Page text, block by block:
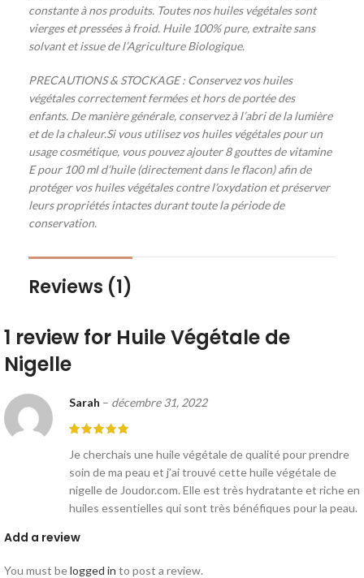
constante à nos produits. Toutes nos huiles végétales sont
vierges et pressées à froid. Huile 100% pure, extraite sans
solvant et issue de l’Agriculture Biologique.
PRECAUTIONS & STOCKAGE: Conservez vos huiles
végétales correctement fermées et hors de portée des
enfants. De manière générale, conservez à l’abri de la lumière
et de la chaleur.Si vous utilisez vos huiles végétales pour un
usage cosmétique, vous pouvez ajouter 8 gouttes de vitamine
E pour 100 ml d’huile (directement dans le flacon) afin de
protéger vos huiles végétales contre l’oxydation et préserver
leurs propriétés intactes durant toute la période de
conservation.
Reviews (1)
1 review for Huile Végétale de
Nigelle
Sarah – décembre 31, 2022
Je cherchais une huile végétale de qualité pour prendre
soin de ma peau et j’ai trouvé cette huile végétale de
nigelle de Joudor.com. Elle est très hydratante et riche en
huiles essentielles qui sont très bénéfiques pour la peau.
Add a review
You must belogged in to post a review.